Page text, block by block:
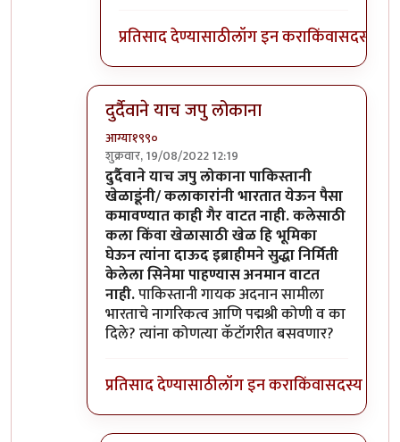
प्रतिसाद देण्यासाठीलॉग इन कराकिंवासदस्य व्हा
दुर्दैवाने याच जपु लोकाना
आग्या१९९०
शुक्रवार, 19/08/2022 12:19
In reply toअहो राहुल गांधी आणि आमिर खान
दुर्दैवाने याच जपु लोकाना पाकिस्तानी
खेळाडूंनी/ कलाकारांनी भारतात येऊन पैसा
कमावण्यात काही गैर वाटत नाही. कलेसाठी
कला किंवा खेळासाठी खेळ हि भूमिका
घेऊन त्यांना दाऊद इब्राहीमने सुद्धा निर्मिती
केलेला सिनेमा पाहण्यास अनमान वाटत
नाही.पाकिस्तानी गायक अदनान सामीला
भारताचे नागरिकत्व आणि पद्मश्री कोणी व का
दिले? त्यांना कोणत्या कॅटॉगरीत बसवणार?
प्रतिसाद देण्यासाठीलॉग इन कराकिंवासदस्य व्हा